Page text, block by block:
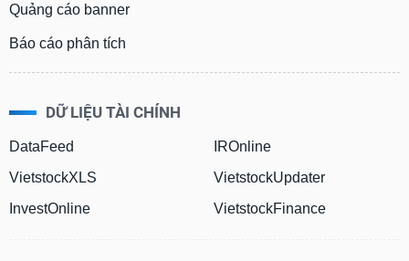
Quảng cáo banner
Báo cáo phân tích
DỮ LIỆU TÀI CHÍNH
DataFeed
VietstockXLS
InvestOnline
IROnline
VietstockUpdater
VietstockFinance